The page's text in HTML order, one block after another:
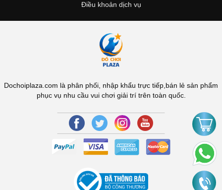
Điều khoản dịch vụ
Dochoiplaza.com là phân phối, nhập khẩu trực tiếp,bán lẻ sản phẩm
phục vụ nhu cầu vui chơi giải trí trên toàn quốc.